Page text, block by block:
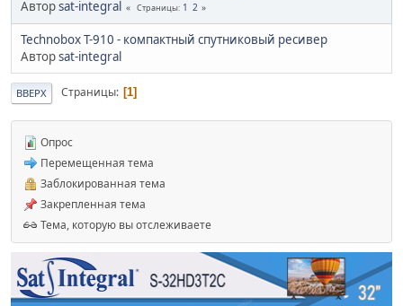
Авторsat-integral Страницы 1 2
Technobox T-910 - компактный спутниковый ресивер
Авторsat-integral
ВВЕРХ Страницы 1
Опрос
Перемещенная тема
Заблокированная тема
Закрепленная тема
Тема, которую вы отслеживаете